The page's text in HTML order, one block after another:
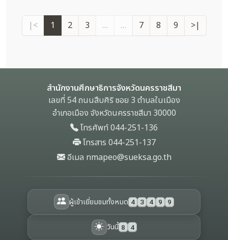
พ.ศ. 2569 ถึง เดือน มีนาคม
พ.ศ. 2569)
9
344
ก่อสร้างอาคารสำนักงานและ
สิ่งก่อสร้างประกอบ
สำนักงานศึกษาธิการจังหวัด
ศึกษาธิการ เรื่อง ประกาศผู้
ชนะการเสนอราคา ประกวด
ราคาจ้างก่อสร้างอาคาร
สำนักงานและสิ่งก่อสร้าง
ประกอบ สำนักงานศึกษาธิการ
จังหวัดนครราชสีมา ตำบลหัว
ทะเล อำเภอเมืองนครราชสีมา
จังหวัดนครราชสีมา จำนวน 1
แห่ง ด้วยวิธีประกวดราคา
อิเล็กทรอนิกส์ (e-bidding)
ประกาศสำนักงานปลัด
กระทรวงศึกษาธิการ เรื่อง
ประกาศราคาจ้างก่อสร้าง
อาคารสำนักงานและสิ่ง
ก่อสร้างประกอบ สำนักงาน
ศึกษาธิการจังหวัด
อำเภอเมืองนครราชสีมา
จังหวัดนครราชสีมา จำนวน 1
แห่ง
ประกาศสำนักงานปลัด
|< 1 2 3 … … 7 8 9 >|
สำนักงานศึกษาธิการจังหวัดนครราชสีมา
เลขที่ 54 ถนนสืบศิริ ซอย 3 ตำบลในเมือง
อำเภอเมือง จังหวัดนครราชสีมา 30000
โทรศัพท์ 044-251-136
โทรสาร 044-251-137
อีเมล nmapeo@sueksa.go.th
ผู้เข้าเยี่ยมชมทั้งหมด 4 3 4 9 9
วันนี้ 8 4